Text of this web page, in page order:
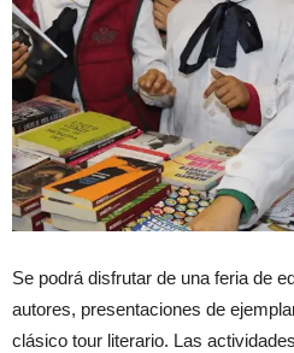
Se podrá disfrutar de una feria de
autores, presentaciones de
clásico tour literario. Las